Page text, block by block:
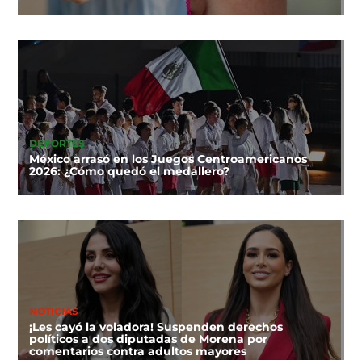
DEPORTES
México arrasó en los Juegos Centroamericanos
2026: ¿Cómo quedó el medallero?
NOTICIAS
¡Les cayó la voladora! Suspenden derechos
políticos a dos diputadas de Morena por
comentarios contra adultos mayores